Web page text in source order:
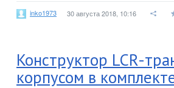
inko1973 30 августа 2018, 10:16
Конструктор LCR-
корпусом в